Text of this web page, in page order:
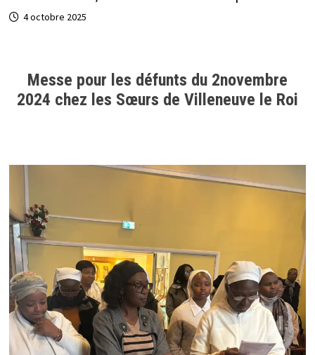
4 octobre 2025
Messe pour les défunts du 2novembre
2024 chez les Sœurs de Villeneuve le Roi